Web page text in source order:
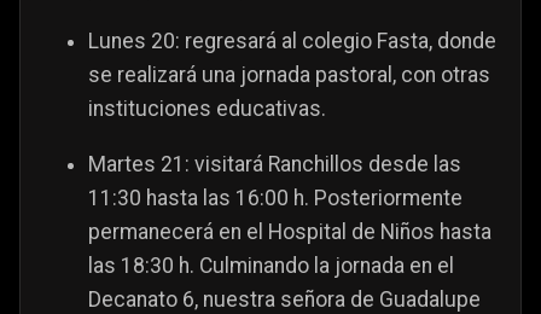
Lunes 20: regresará al colegio Fasta, donde
se realizará una jornada pastoral, con otras
instituciones educativas.
Martes 21: visitará Ranchillos desde las
11:30 hasta las 16:00 h. Posteriormente
permanecerá en el Hospital de Niños hasta
las 18:30 h. Culminando la jornada en el
Decanato 6, nuestra señora de Guadalupe